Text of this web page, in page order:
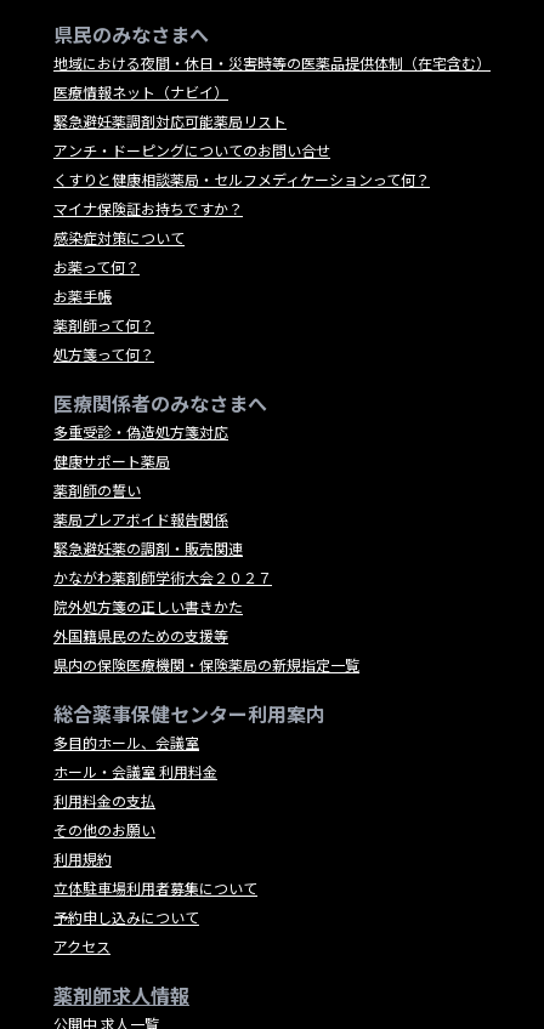
県民のみなさまへ
地域における夜間・休日・災害時等の医薬品提供体制（在宅含む）
医療情報ネット（ナビイ）
緊急避妊薬調剤対応可能薬局リスト
アンチ・ドーピングについてのお問い合せ
くすりと健康相談薬局・セルフメディケーションって何？
マイナ保険証お持ちですか？
感染症対策について
お薬って何？
お薬手帳
薬剤師って何？
処方箋って何？
医療関係者のみなさまへ
多重受診・偽造処方箋対応
健康サポート薬局
薬剤師の誓い
薬局プレアボイド報告関係
緊急避妊薬の調剤・販売関連
かながわ薬剤師学術大会２０２７
院外処方箋の正しい書きかた
外国籍県民のための支援等
県内の保険医療機関・保険薬局の新規指定一覧
総合薬事保健センター利用案内
多目的ホール、会議室
ホール・会議室 利用料金
利用料金の支払
その他のお願い
利用規約
立体駐車場利用者募集について
予約申し込みについて
アクセス
薬剤師求人情報
公開中 求人一覧